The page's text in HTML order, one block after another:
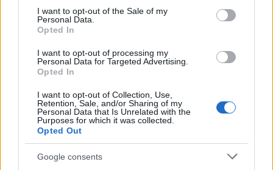
consent section.
I want to opt-out of the Sale of my
Personal Data.
Opted In
I want to opt-out of processing my
Personal Data for Targeted Advertising.
Opted In
I want to opt-out of Collection, Use,
Retention, Sale, and/or Sharing of my
Personal Data that Is Unrelated with the
Purposes for which it was collected.
Opted Out
Google consents